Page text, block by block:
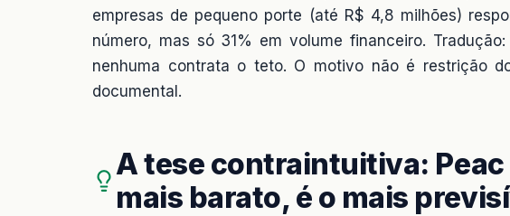
empresas de pequeno porte (até R$ 4,8 milhões)
número, mas só 31% em volume financeiro.
nenhuma contrata o teto. O motivo não é restrição
documental.
A tese contraintuitiva: Peac
mais barato, é o mais